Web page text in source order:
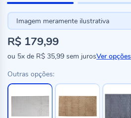
Imagem meramente ilustrativa
R$ 179,99
ou 5x de R$ 35,99 sem jurosVer opções
Outras opções: